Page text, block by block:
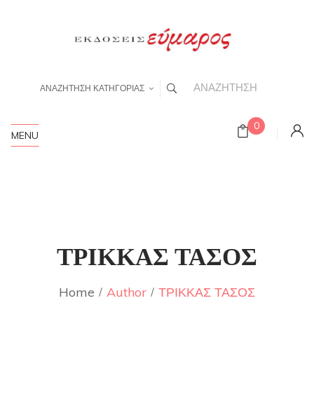
ΑΝΑΖΗΤΗΣΗ ΚΑΤΗΓΟΡΙΑΣ
0
MENU
ΤΡΙΚΚΑΣ ΤΑΣΟΣ
Home Author ΤΡΙΚΚΑΣ ΤΑΣΟΣ